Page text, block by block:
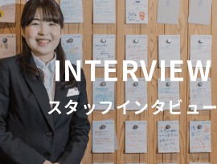
INTERVIEW
スタッフインタビュー